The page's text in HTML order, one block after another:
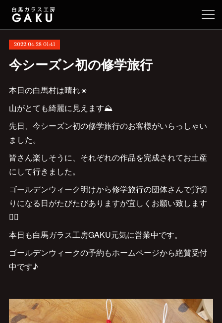
2022.04.28 01:41
今シーズン初の修学旅行
本日の白馬村は晴れ☀️
山がとても綺麗に見えます⛰
先日、今シーズン初の修学旅行のお客様がいらっしゃい
ました。
皆さん楽しそうに、それぞれの作品を完成されてお土産
にして行きました。
ゴールデンウィーク明けから修学旅行の団体さんで貸切
りになる日がたびたびありますが宜しくお願い致します
🙇‍♂️
本日も白馬ガラス工房GAKU元気に営業中です。
ゴールデンウィークの予約もホームページから絶賛受付
中です♪